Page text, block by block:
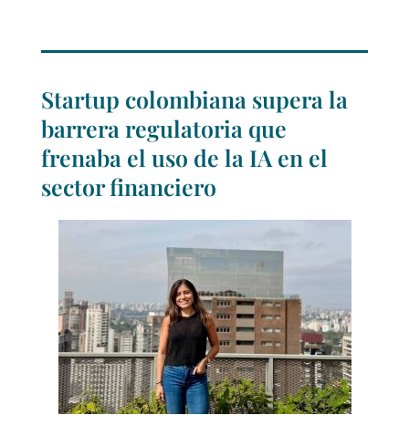
Startup colombiana supera la
barrera regulatoria que
frenaba el uso de la IA en el
sector financiero